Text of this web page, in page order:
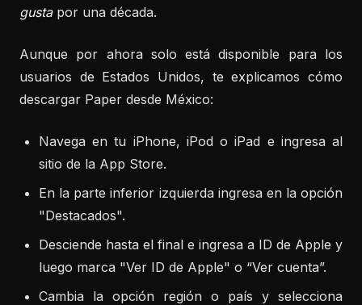
gustapor una década.
Aunque por ahora solo está disponible para los
usuarios de Estados Unidos, te explicamos cómo
descargar Paper desde México:
Navega en tu iPhone, iPod o iPad e ingresa al
sitio de la App Store.
En la parte inferior izquierda ingresa en la opción
"Destacados".
Desciende hasta el final e ingresa a ID de Apple y
luego marca "Ver ID de Apple" o “Ver cuenta”.
Cambia la opción región o país y selecciona